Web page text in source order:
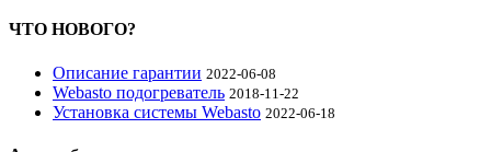
ЧТО НОВОГО?
Описание гарантии 2022-06-08
Webasto подогреватель 2018-11-22
Установка системы Webasto 2022-06-18